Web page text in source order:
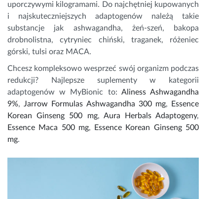
uporczywymi kilogramami. Do najchętniej kupowanych
i najskuteczniejszych adaptogenów należą takie
substancje jak ashwagandha, żeń-szeń, bakopa
drobnolistna, cytryniec chiński, traganek, różeniec
górski, tulsi oraz MACA.
Chcesz kompleksowo wesprzeć swój organizm podczas
redukcji? Najlepsze suplementy w kategorii
adaptogenów w MyBionic to: Aliness Ashwagandha
9%,Jarrow Formulas Ashwagandha 300 mg,
Essence
Korean Ginseng 500 mg, Aura Herbals Adaptogeny,
Essence Maca 500 mg,
Essence Korean Ginseng 500
mg.